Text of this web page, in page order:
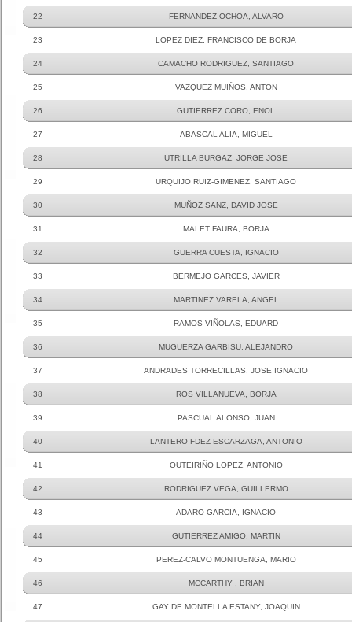
22 FERNANDEZ OCHOA, ALVARO
23 LOPEZ DIEZ, FRANCISCO DE BORJA
24 CAMACHO RODRIGUEZ, SANTIAGO
25 VAZQUEZ MUIÑOS, ANTON
26 GUTIERREZ CORO, ENOL
27 ABASCAL ALIA, MIGUEL
28 UTRILLA BURGAZ, JORGE JOSE
29 URQUIJO RUIZ-GIMENEZ, SANTIAGO
30 MUÑOZ SANZ, DAVID JOSE
31 MALET FAURA, BORJA
32 GUERRA CUESTA, IGNACIO
33 BERMEJO GARCES, JAVIER
34 MARTINEZ VARELA, ANGEL
35 RAMOS VIÑOLAS, EDUARD
36 MUGUERZA GARBISU, ALEJANDRO
37 ANDRADES TORRECILLAS, JOSE IGNACIO
38 ROS VILLANUEVA, BORJA
39 PASCUAL ALONSO, JUAN
40 LANTERO FDEZ-ESCARZAGA, ANTONIO
41 OUTEIRIÑO LOPEZ, ANTONIO
42 RODRIGUEZ VEGA, GUILLERMO
43 ADARO GARCIA, IGNACIO
44 GUTIERREZ AMIGO, MARTIN
45 PEREZ-CALVO MONTUENGA, MARIO
46 MCCARTHY , BRIAN
47 GAY DE MONTELLA ESTANY, JOAQUIN